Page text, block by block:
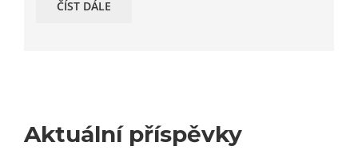
ČÍST DÁLE
Aktuální příspěvky